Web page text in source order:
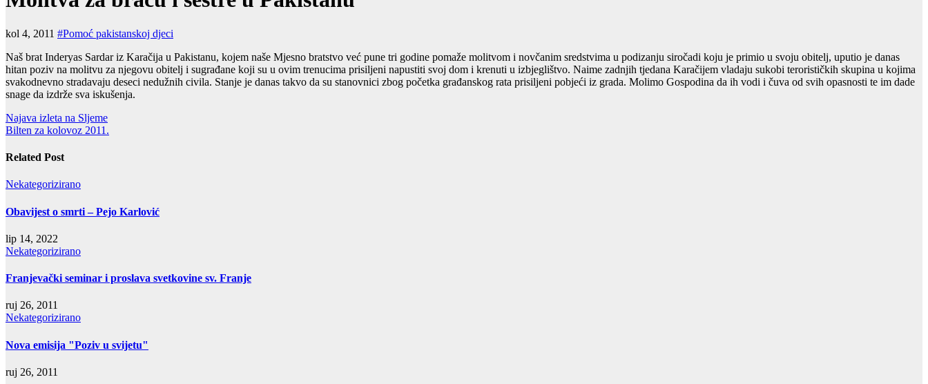
kol 4, 2011 #Pomoć pakistanskoj djeci
Naš brat Inderyas Sardar iz Karačija u Pakistanu, kojem naše Mjesno bratstvo već pune tri godine pomaže molitvom i novčanim sredstvima u podizanju siročadi koju je primio u svoju obitelj, uputio je danas
hitan poziv na molitvu za njegovu obitelj i sugrađane koji su u ovim trenucima prisiljeni napustiti svoj dom i krenuti u izbjeglištvo. Naime zadnjih tjedana Karačijem vladaju sukobi terorističkih skupina u kojima
svakodnevno stradavaju deseci nedužnih civila. Stanje je danas takvo da su stanovnici zbog početka građanskog rata prisiljeni pobjeći iz grada. Molimo Gospodina da ih vodi i čuva od svih opasnosti te im dade
snage da izdrže sva iskušenja.
Navigacija
objava
Najava izleta na Sljeme
Bilten za kolovoz 2011.
Related Post
Nekategorizirano
Obavijest o smrti – Pejo Karlović
lip 14, 2022
Nekategorizirano
Franjevački seminar i proslava svetkovine sv. Franje
ruj 26, 2011
Nekategorizirano
Nova emisija "Poziv u svijetu"
ruj 26, 2011